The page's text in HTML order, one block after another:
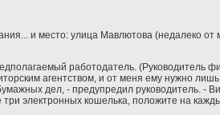
и место: улица Мавлютова (недалеко от
работодатель.
агентством, и от меня ему нужно
дел, - предупредил руководитель. -
электронных кошелька, положите на